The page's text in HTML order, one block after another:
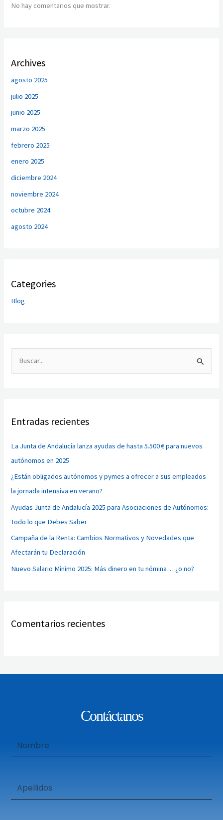
No hay comentarios que mostrar.
Archives
agosto 2025
julio 2025
junio 2025
marzo 2025
febrero 2025
enero 2025
diciembre 2024
noviembre 2024
octubre 2024
agosto 2024
Categories
Blog
a
p
o
r
:
Entradas recientes
La Junta de Andalucía lanza ayudas de hasta 5.500 € para nuevos
autónomos en 2025
¿Están obligados autónomos y pymes a ofrecer a sus empleados
la jornada intensiva en verano?
Ayudas Junta de Andalucía 2025 para Asociaciones de Autónomos:
Todo lo que Debes Saber
Campaña de la Renta: Cambios Normativos y Novedades que
Afectarán tu Declaración
Nuevo Salario Mínimo 2025: Más dinero en tu nómina… ¿o no?
Comentarios recientes
Contáctanos